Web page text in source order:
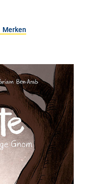
Merken